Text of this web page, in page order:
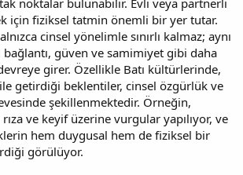
için fiziksel tatmin önemli bir yer tutar.
cinsel yönelimle sınırlı kalmaz; aynı
güven ve samimiyet gibi daha
girer. Özellikle Batı kültürlerinde,
getirdiği beklentiler, cinsel özgürlük ve
şekillenmektedir. Örneğin,
rıza ve keyif üzerine vurgular yapılıyor, ve
hem duygusal hem de fiziksel bir
görülüyor.